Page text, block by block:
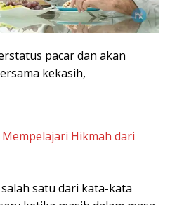
pacar dan akan
kekasih,
Hikmah dari
satu dari kata-kata